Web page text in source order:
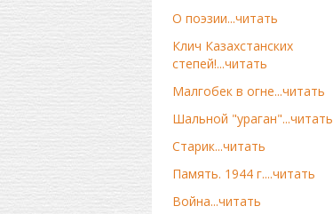
О поэзии...читать
Клич Казахстанских
степей!...читать
Малгобек в огне...читать
Шальной "ураган"...читать
Старик...читать
Память. 1944 г....читать
Война...читать